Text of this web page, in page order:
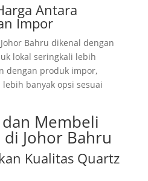
Antara
Impor
Bahru dikenal dengan
lokal seringkali lebih
dengan produk impor,
banyak opsi sesuai
Membeli
Johor Bahru
Kualitas Quartz